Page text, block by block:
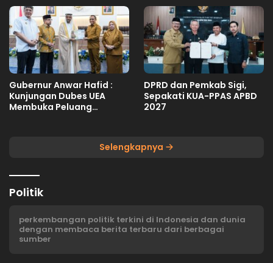
Gubernur Anwar Hafid :
Kunjungan Dubes UEA
Membuka Peluang
DPRD dan Pemkab Sigi,
Sepakati KUA-PPAS APBD
2027
Selengkapnya
Politik
perkembangan politik terkini di Indonesia dan dunia
dengan membaca berita terbaru dari berbagai
sumber